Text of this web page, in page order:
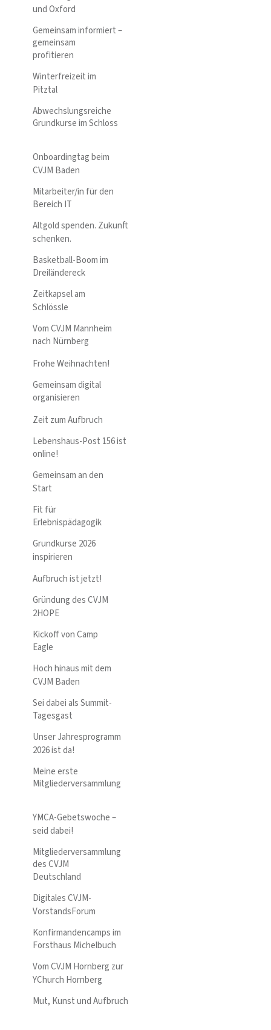
und Oxford
Gemeinsam informiert –
gemeinsam
profitieren
Winterfreizeit im
Pitztal
Abwechslungsreiche
Grundkurse im Schloss
Onboardingtag beim
CVJM Baden
Mitarbeiter/in für den
Bereich IT
Altgold spenden. Zukunft
schenken.
Basketball-Boom im
Dreiländereck
Zeitkapsel am
Schlössle
Vom CVJM Mannheim
nach Nürnberg
Frohe Weihnachten!
Gemeinsam digital
organisieren
Zeit zum Aufbruch
Lebenshaus-Post 156 ist
online!
Gemeinsam an den
Start
Fit für
Erlebnispädagogik
Grundkurse 2026
inspirieren
Aufbruch ist jetzt!
Gründung des CVJM
2HOPE
Kickoff von Camp
Eagle
Hoch hinaus mit dem
CVJM Baden
Sei dabei als Summit-
Tagesgast
Unser Jahresprogramm
2026 ist da!
Meine erste
Mitgliederversammlung
YMCA-Gebetswoche –
seid dabei!
Mitgliederversammlung
des CVJM
Deutschland
Digitales CVJM-
VorstandsForum
Konfirmandencamps im
Forsthaus Michelbuch
Vom CVJM Hornberg zur
YChurch Hornberg
Mut, Kunst und Aufbruch